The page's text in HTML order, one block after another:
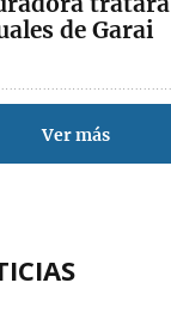
de Garai
Ver más